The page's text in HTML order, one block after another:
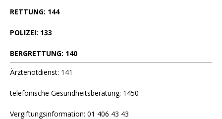
RETTUNG: 144
POLIZEI: 133
BERGRETTUNG: 140
Ärztenotdienst: 141
telefonische Gesundheitsberatung: 1450
Vergiftungsinformation: 01 406 43 43